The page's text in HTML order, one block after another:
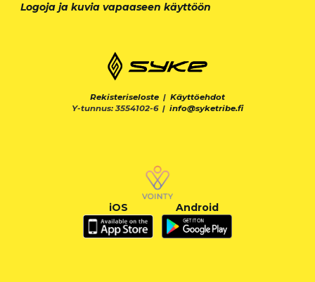
Logoja ja kuvia vapaaseen käyttöön
Rekisteriseloste | Käyttöehdot
Y-tunnus: 3554102-6 | info@syketribe.fi
iOS Android